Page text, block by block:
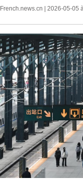
French.news.cn | 2026-05-05